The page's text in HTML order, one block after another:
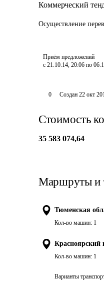
Коммерческий
Осуществление
Приём предложений
с 21.10.14, 20:06 по
0 Создан 22 окт
Стоимость
35 583 074,64
Маршруты и
Тюменская
Кол-во машин: 1
Красноярский
Кол-во машин: 1
Варианты